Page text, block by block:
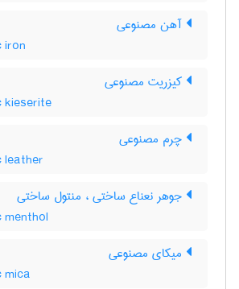
آهن مصنوعی
iron
کیزریت مصنوعی
چرم مصنوعی
جوهر نعناع ساختی ، منتول ساختی
میکای مصنوعی